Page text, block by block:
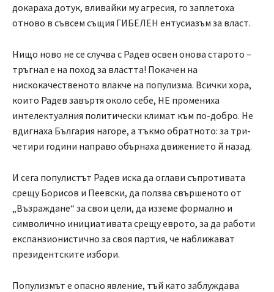
докараха дотук, вливайки му агресия, го заплетоха
отново в съвсем същия ГИБЕЛЕН ентусиазъм за власт.
Нищо ново не се случва с Радев освен онова старото –
тръгнал е на поход за властта! Покачен на
нискокачественото влакче на популизма. Всички хора,
които Радев завъртя около себе, НЕ промениха
интелектуалния политически климат към по-добро. Не
вдигнаха България нагоре, а тъкмо обратното: за три-
четири години направо обърнаха движението й назад.
И сега популистът Радев иска да оглави съпротивата
срещу Борисов и Пеевски, да ползва свършеното от
„Възраждане“ за свои цели, да изземе формално и
символично инициативата срещу еврото, за да работи
експанзионистично за своя партия, че наближават
президентските избори.
Популизмът е опасно явление, тъй като заблуждава